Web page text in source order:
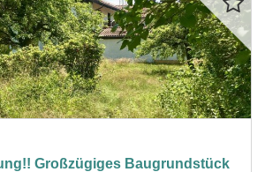
Großzügiges Baugrundstück